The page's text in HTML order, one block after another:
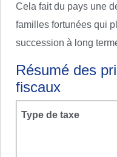
Cela fait du pays une
familles fortunées qui
succession à long
Résumé des
fiscaux
Type de taxe